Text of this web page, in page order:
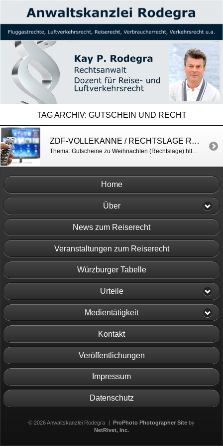
TAG ARCHIV: GUTSCHEIN UND RECHT
ZDF-VOLLEKANNE / RECHTSLAGE RUND UM GUTSCHEINE ZU WEIHNACHTEN
Thema: Gutscheine zu Weihnachten (Rechtslage) http://www.zdf.de/volle-kanne/gutscheine-geschenke-mit-stolperfallen-25878990.html
Home
Über
News zum Reiserecht
Veranstaltungen zum Reiserecht
Würzburger Tabelle
Urteile
Medientätigkeit
Kontakt
Veröffentlichungen
Impressum
Datenschutz
© 2026 Anwaltskanzlei Rodegra | ProPhoto Photographer Site by
NetRivet, Inc.